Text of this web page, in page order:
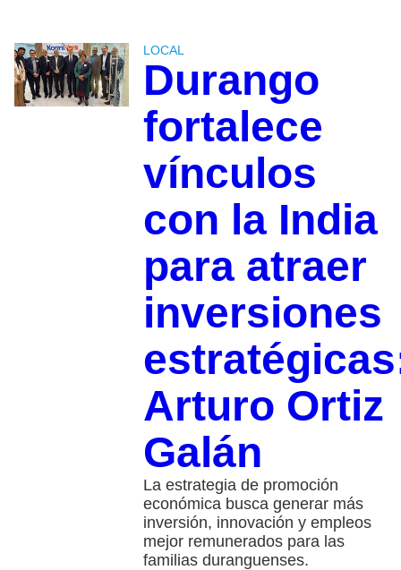
LOCAL
Durango
fortalece
vínculos
con la India
para atraer
inversiones
Arturo Ortiz
Galán
La estrategia de promoción
económica busca generar más
inversión, innovación y empleos
mejor remunerados para las
familias duranguenses.